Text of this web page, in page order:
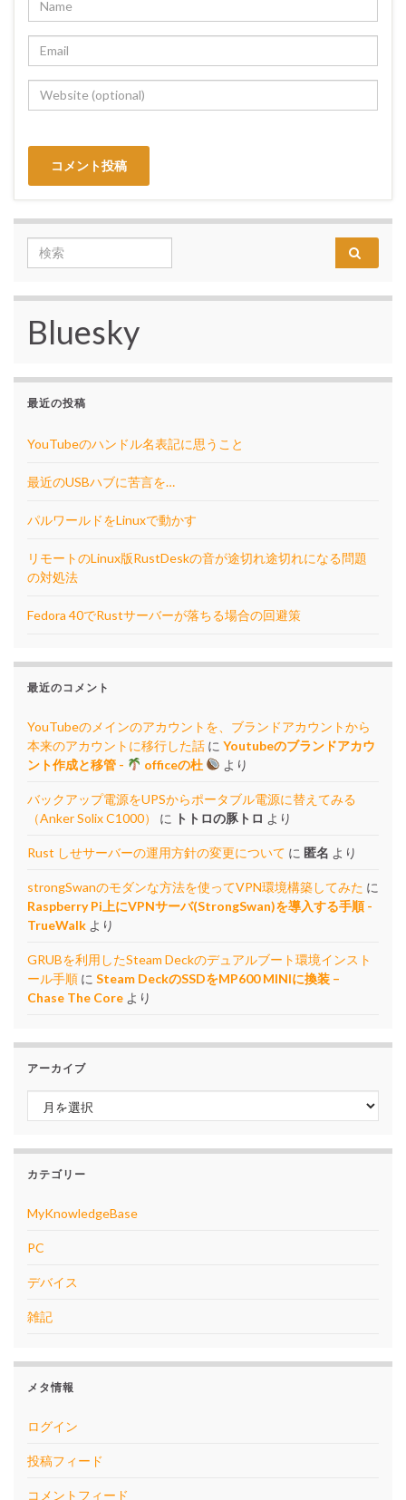
Search for:
Bluesky
最近の投稿
YouTubeのハンドル名表記に思うこと
最近のUSBハブに苦言を…
パルワールドをLinuxで動かす
リモートのLinux版RustDeskの音が途切れ途切れになる問題
の対処法
Fedora 40でRustサーバーが落ちる場合の回避策
最近のコメント
YouTubeのメインのアカウントを、ブランドアカウントから
本来のアカウントに移行した話 に Youtubeのブランドアカウ
ント作成と移管 -
officeの杜 より
バックアップ電源をUPSからポータブル電源に替えてみる
（Anker Solix C1000）
に トトロの豚トロ より
Rust しせサーバーの運用方針の変更について に 匿名 より
strongSwanのモダンな方法を使ってVPN環境構築してみた に
Raspberry Pi上にVPNサーバ(StrongSwan)を導入する手順 -
TrueWalk より
GRUBを利用したSteam Deckのデュアルブート環境インスト
ール手順 に Steam DeckのSSDをMP600 MINIに換装 –
Chase The Core より
アーカイブ
アーカイブ
カテゴリー
MyKnowledgeBase
PC
デバイス
雑記
メタ情報
ログイン
投稿フィード
コメントフィード